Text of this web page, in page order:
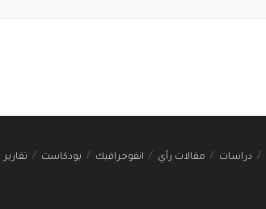
دراسات مقالات رأي انفوجرافيك بودكاست تقارير